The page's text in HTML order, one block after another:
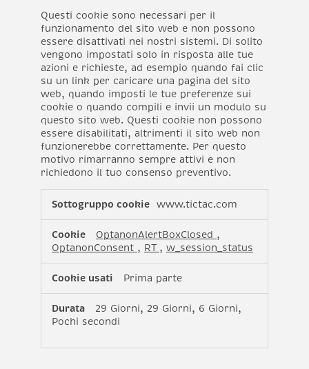
Questi cookie sono necessari per il
funzionamento del sito web e non possono
essere disattivati nei nostri sistemi. Di solito
vengono impostati solo in risposta alle tue
azioni e richieste, ad esempio quando fai clic
su un link per caricare una pagina del sito
web, quando imposti le tue preferenze sui
cookie o quando compili e invii un modulo su
questo sito web. Questi cookie non possono
essere disabilitati, altrimenti il sito web non
funzionerebbe correttamente. Per questo
motivo rimarranno sempre attivi e non
richiedono il tuo consenso preventivo.
strettamente
necessari
(sempre
attivi)
www.tictac.com
OptanonAlertBoxClosed ,
OptanonConsent , RT , w_session_status
Prima parte
29 Giorni, 29 Giorni, 6 Giorni,
Pochi secondi